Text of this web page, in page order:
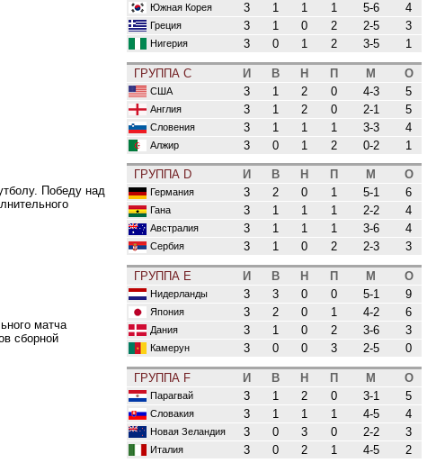
Победу над
матча
сборной
Южная Корея 3 1 1 1 5-6 4
Греция 3 1 0 2 2-5 3
Нигерия 3 0 1 2 3-5 1
ГРУППА C И В Н П М О
США 3 1 2 0 4-3 5
Англия 3 1 2 0 2-1 5
Словения 3 1 1 1 3-3 4
Алжир 3 0 1 2 0-2 1
ГРУППА D И В Н П М О
Германия 3 2 0 1 5-1 6
Гана 3 1 1 1 2-2 4
Австралия 3 1 1 1 3-6 4
Сербия 3 1 0 2 2-3 3
ГРУППА E И В Н П М О
Нидерланды 3 3 0 0 5-1 9
Япония 3 2 0 1 4-2 6
Дания 3 1 0 2 3-6 3
Камерун 3 0 0 3 2-5 0
ГРУППА F И В Н П М О
Парагвай 3 1 2 0 3-1 5
Словакия 3 1 1 1 4-5 4
Новая Зеландия 3 0 3 0 2-2 3
Италия 3 0 2 1 4-5 2